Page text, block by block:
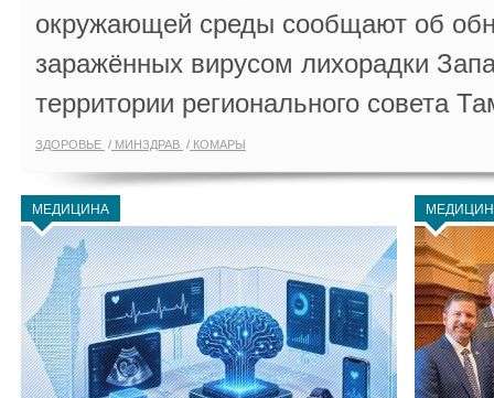
окружающей среды сообщают об
заражённых вирусом лихорадки
территории регионального совета
ЗДОРОВЬЕ МИНЗДРАВ КОМАРЫ
МЕДИЦИНА